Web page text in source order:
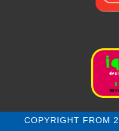
COPYRIGHT FROM